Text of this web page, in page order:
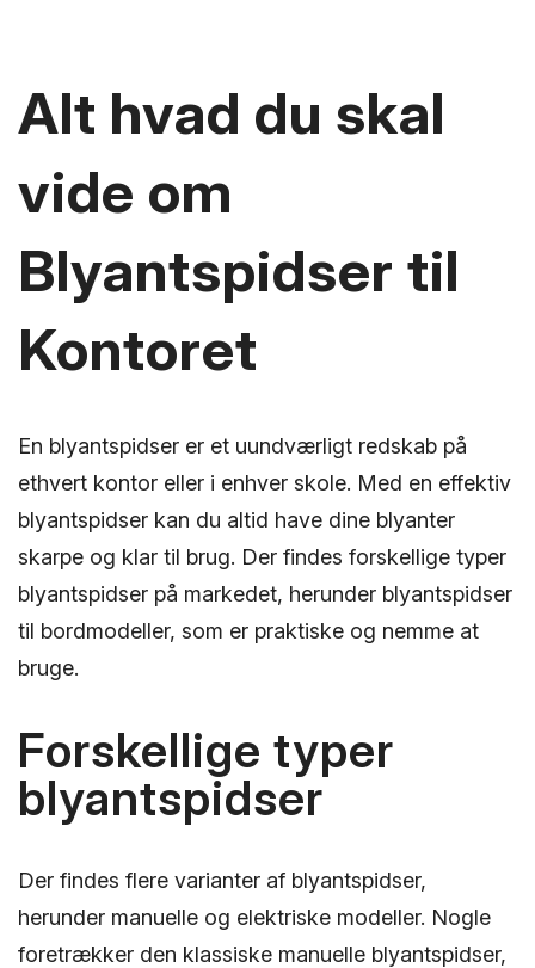
Alt hvad du skal
vide om
Blyantspidser til
Kontoret
En blyantspidser er et uundværligt redskab på
ethvert kontor eller i enhver skole. Med en effektiv
blyantspidser kan du altid have dine blyanter
skarpe og klar til brug. Der findes forskellige typer
blyantspidser på markedet, herunder blyantspidser
til bordmodeller, som er praktiske og nemme at
bruge.
Forskellige typer
blyantspidser
Der findes flere varianter af blyantspidser,
herunder manuelle og elektriske modeller. Nogle
foretrækker den klassiske manuelle blyantspidser,